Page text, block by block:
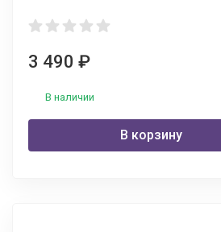
3 490 ₽
В наличии
В корзину